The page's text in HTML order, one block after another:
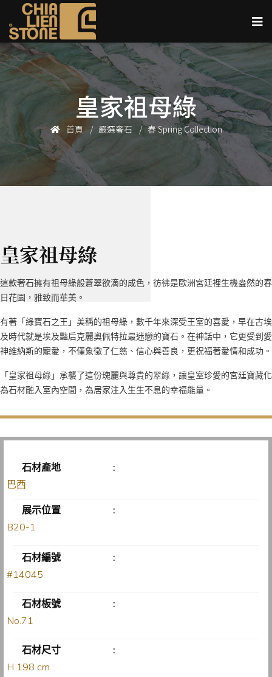
皇家祖母綠
首頁 嚴選奢石 春 Spring Collection
皇家祖母綠
這款奢石擁有祖母綠般蒼翠欲滴的成色，彷彿是歐洲宮廷裡生機盎然的春
日花園，雅致而華美。
有著「綠寶石之王」美稱的祖母綠，數千年來深受王室的喜愛，早在古埃
及時代就是埃及豔后克麗奧佩特拉最迷戀的寶石。在神話中，它更受到愛
神維納斯的寵愛，不僅象徵了仁慈、信心與善良，更祝福著愛情和成功。
「皇家祖母綠」承襲了這份瑰麗與尊貴的翠綠，讓皇室珍愛的宮廷寶藏化
為石材融入室內空間，為居家注入生生不息的幸福能量。
石材產地
:
巴西
展示位置
:
B20-1
石材編號
:
#14045
石材板號
:
No.71
石材尺寸
:
H 198 cm